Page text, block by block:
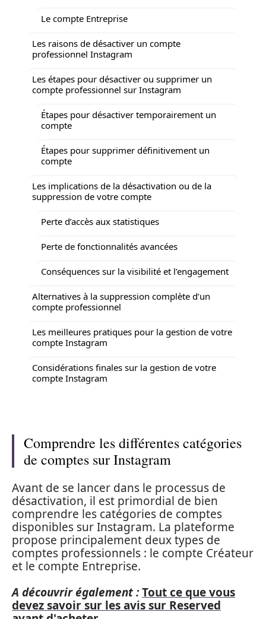
Le compte Entreprise
Les raisons de désactiver un compte
professionnel Instagram
Les étapes pour désactiver ou supprimer un
compte professionnel sur Instagram
Étapes pour désactiver temporairement un
compte
Étapes pour supprimer définitivement un
compte
Les implications de la désactivation ou de la
suppression de votre compte
Perte d’accès aux statistiques
Perte de fonctionnalités avancées
Conséquences sur la visibilité et l’engagement
Alternatives à la suppression complète d’un
compte professionnel
Les meilleures pratiques pour la gestion de votre
compte Instagram
Considérations finales sur la gestion de votre
compte Instagram
Comprendre les différentes catégories
de comptes sur Instagram
Avant de se lancer dans le processus de
désactivation, il est primordial de bien
comprendre les catégories de comptes
disponibles sur Instagram. La plateforme
propose principalement deux types de
comptes professionnels : le compte Créateur
et le compte Entreprise.
A découvrir également :Tout ce que vous
devez savoir sur les avis sur Reserved